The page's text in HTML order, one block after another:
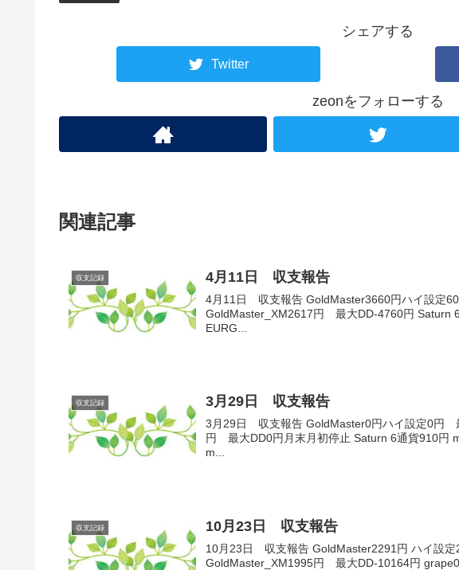
シェアする
Twitter
zeonをフォローする
関連記事
収支記録 4月11日 収支報告
4月11日 収支報告 GoldMaster3660円ハイ設定
GoldMaster_XM2617円 最大DD-4760円 Saturn
EURG...
収支記録 3月29日 収支報告
3月29日 収支報告 GoldMaster0円ハイ設定0円
円 最大DD0円月末月初停止 Saturn 6通貨910円
m...
収支記録 10月23日 収支報告
10月23日 収支報告 GoldMaster2291円 ハイ設
GoldMaster_XM1995円 最大DD-10164円